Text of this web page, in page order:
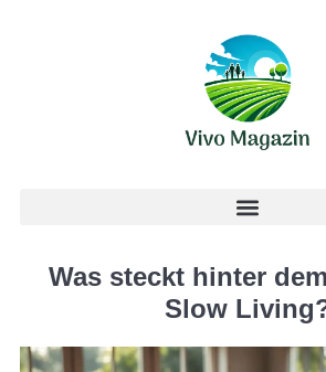
Was steckt hinter
Slow